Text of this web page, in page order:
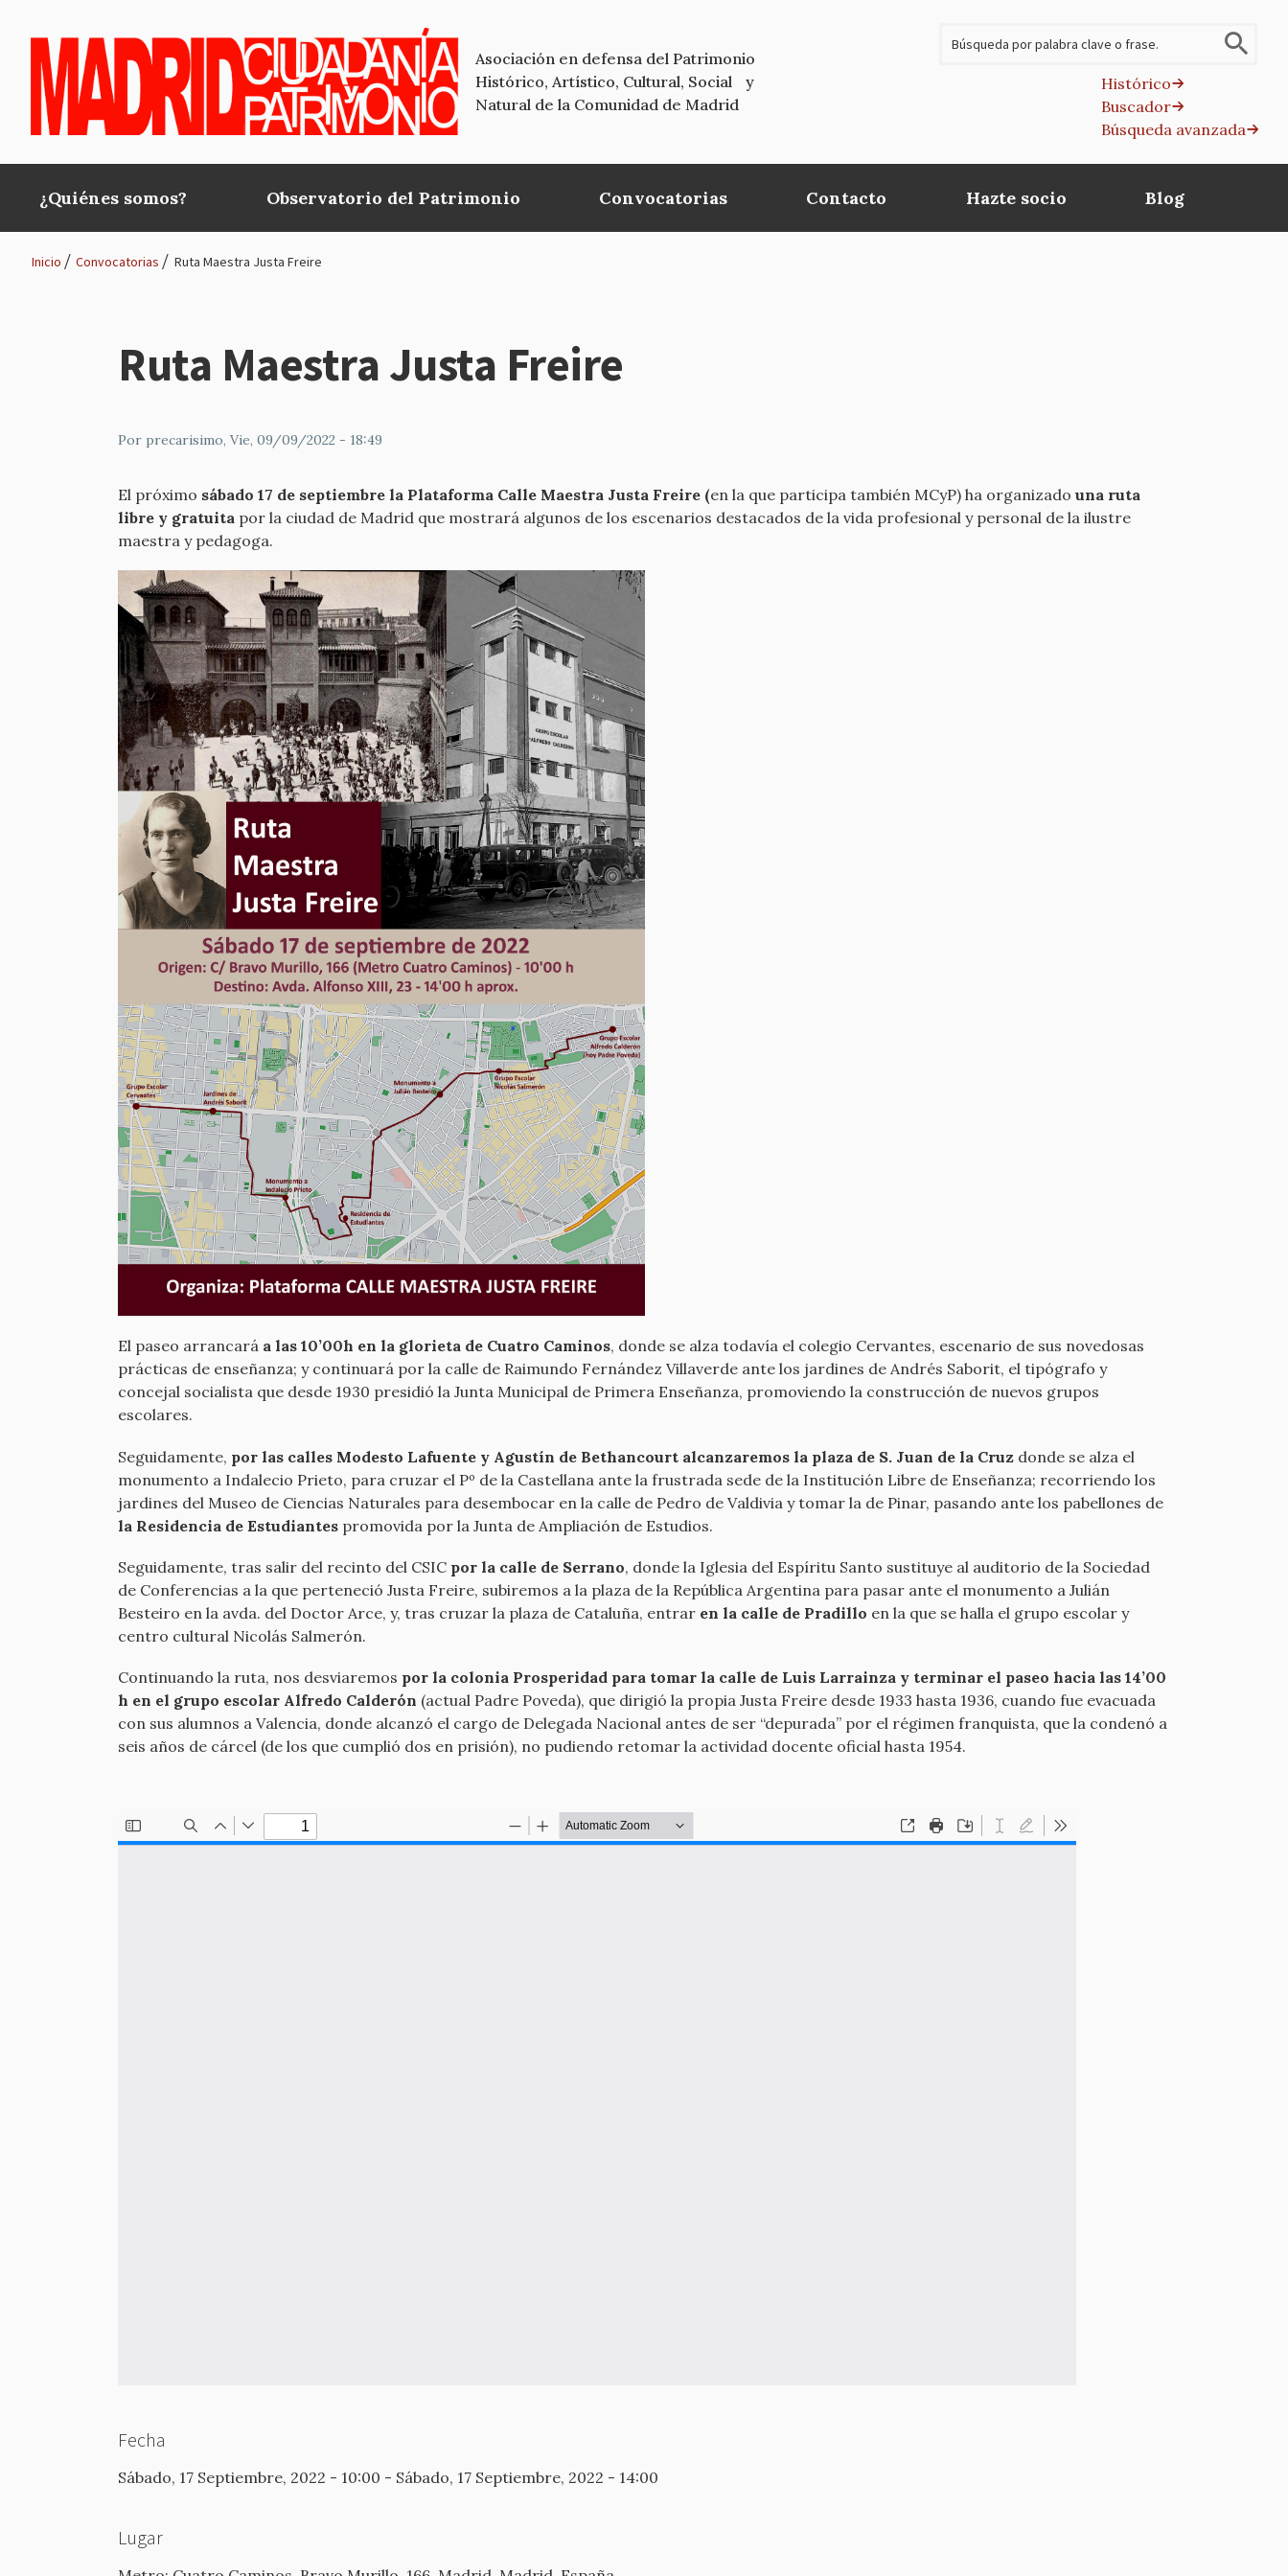
Asociación en defensa del Patrimonio
Histórico, Artístico, Cultural, Social y
Natural de la Comunidad de Madrid
Histórico
Buscador
Búsqueda avanzada
Main
navigation
¿Quiénes somos? Observatorio del Patrimonio Convocatorias Contacto Hazte socio Blog
Inicio Convocatorias Ruta Maestra Justa Freire
Ruta Maestra Justa Freire
Por precarisimo, Vie, 09/09/2022 - 18:49
El próximo sábado 17 de septiembre la Plataforma Calle Maestra Justa Freire (en la que participa también MCyP) ha organizado una ruta
libre y gratuita por la ciudad de Madrid que mostrará algunos de los escenarios destacados de la vida profesional y personal de la ilustre
maestra y pedagoga.
El paseo arrancará a las 10’00h en la glorieta de Cuatro Caminos, donde se alza todavía el colegio Cervantes, escenario de sus novedosas
prácticas de enseñanza; y continuará por la calle de Raimundo Fernández Villaverde ante los jardines de Andrés Saborit, el tipógrafo y
concejal socialista que desde 1930 presidió la Junta Municipal de Primera Enseñanza, promoviendo la construcción de nuevos grupos
escolares.
Seguidamente, por las calles Modesto Lafuente y Agustín de Bethancourt alcanzaremos la plaza de S. Juan de la Cruz donde se alza el
monumento a Indalecio Prieto, para cruzar el Pº de la Castellana ante la frustrada sede de la Institución Libre de Enseñanza; recorriendo los
jardines del Museo de Ciencias Naturales para desembocar en la calle de Pedro de Valdivia y tomar la de Pinar, pasando ante los pabellones de
la Residencia de Estudiantes promovida por la Junta de Ampliación de Estudios.
Seguidamente, tras salir del recinto del CSIC por la calle de Serrano, donde la Iglesia del Espíritu Santo sustituye al auditorio de la Sociedad
de Conferencias a la que perteneció Justa Freire, subiremos a la plaza de la República Argentina para pasar ante el monumento a Julián
Besteiro en la avda. del Doctor Arce, y, tras cruzar la plaza de Cataluña, entrar en la calle de Pradillo en la que se halla el grupo escolar y
centro cultural Nicolás Salmerón.
Continuando la ruta, nos desviaremos por la colonia Prosperidad para tomar la calle de Luis Larrainza y terminar el paseo hacia las 14’00
h en el grupo escolar Alfredo Calderón (actual Padre Poveda), que dirigió la propia Justa Freire desde 1933 hasta 1936, cuando fue evacuada
con sus alumnos a Valencia, donde alcanzó el cargo de Delegada Nacional antes de ser “depurada” por el régimen franquista, que la condenó a
seis años de cárcel (de los que cumplió dos en prisión), no pudiendo retomar la actividad docente oficial hasta 1954.
Fecha
Sábado, 17 Septiembre, 2022 - 10:00 - Sábado, 17 Septiembre, 2022 - 14:00
Lugar